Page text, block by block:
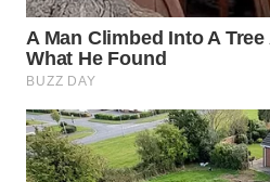
SERDANG
WN
TEBING
TINGGI
WN